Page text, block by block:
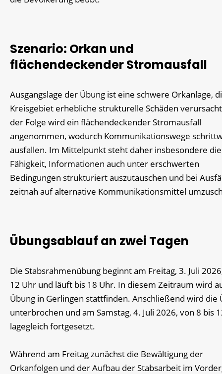
Szenario: Orkan und
flächendeckender Stromausfall
Ausgangslage der Übung ist eine schwere Orkanlage,
Kreisgebiet erhebliche strukturelle Schäden
der Folge wird ein flächendeckender Stromausfall
angenommen, wodurch Kommunikationswege
ausfallen. Im Mittelpunkt steht daher insbesondere die
Fähigkeit, Informationen auch unter erschwerten
Bedingungen strukturiert auszutauschen und bei
zeitnah auf alternative Kommunikationsmittel
Übungsablauf an zwei Tagen
Die Stabsrahmenübung beginnt am Freitag, 3. Juli
12 Uhr und läuft bis 18 Uhr. In diesem Zeitraum wird
Übung in Gerlingen stattfinden. Anschließend wird die
unterbrochen und am Samstag, 4. Juli 2026, von 8 bis
lagegleich fortgesetzt.
Während am Freitag zunächst die Bewältigung der
Orkanfolgen und der Aufbau der Stabsarbeit im